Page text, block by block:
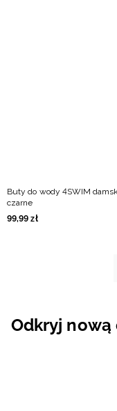
Buty do wody 4SWIM
czarne
99,99 zł
Odkryj